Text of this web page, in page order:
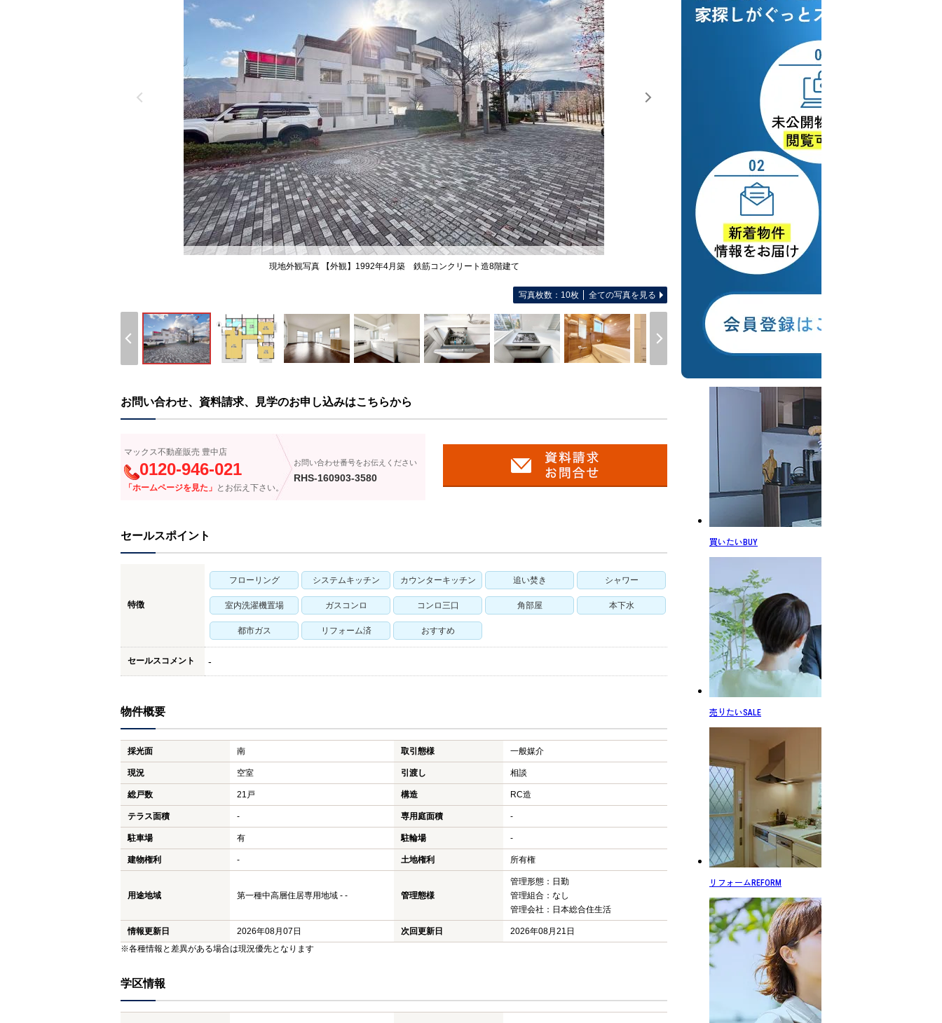
現地外観写真 【外観】1992年4月築 鉄筋コンクリート造8階建て
写真枚数：10枚 全ての写真を見る
お問い合わせ、資料請求、見学のお申し込みはこちらから
マックス不動産販売 豊中店
0120-946-021
「ホームページを見た」 とお伝え下さい。
お問い合わせ番号をお伝えください
RHS-160903-3580
セールスポイント
特徴
フローリング システムキッチン カウンターキッチン 追い焚き シャワー
室内洗濯機置場 ガスコンロ コンロ三口 角部屋 本下水
都市ガス リフォーム済 おすすめ
セールスコメント -
物件概要
採光面 南 取引態様 一般媒介
現況 空室 引渡し 相談
総戸数 21戸 構造 RC造
テラス面積 - 専用庭面積 -
駐車場 有 駐輪場 -
建物権利 - 土地権利 所有権
用途地域 第一種中高層住居専用地域 - - 管理態様
管理形態：日勤
管理組合：なし
管理会社：日本総合住生活
情報更新日 2026年08月07日 次回更新日
2026年08月21日
※各種情報と差異がある場合は現況優先となります
学区情報
買いたい BUY
売りたいSALE
リフォーム REFORM